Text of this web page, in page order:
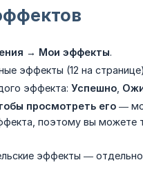
→ Мои эффекты.
эффекты (12 на
эффекта: Успешно
просмотреть его —
поэтому вы можете
эффекты —